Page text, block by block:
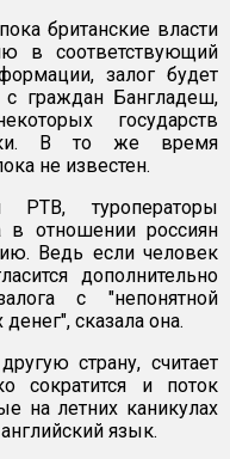
британские власти
в соответствующий
залог будет
граждан Бангладеш,
государств
В то же время
не известен.
РТВ, туроператоры
в отношении россиян
Ведь если человек
дополнительно
с "непонятной
сказала она.
страну, считает
сократится и поток
на летних каникулах
язык.